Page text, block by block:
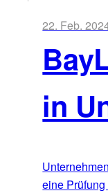
22. Feb.
in
eine